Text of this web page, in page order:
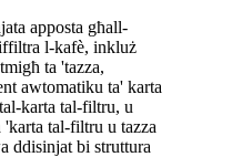
apposta għall-
l-kafè, inkluż
ta 'tazza,
awtomatiku ta' karta
karta tal-filtru, u
tal-filtru u tazza
ddisinjat bi struttura